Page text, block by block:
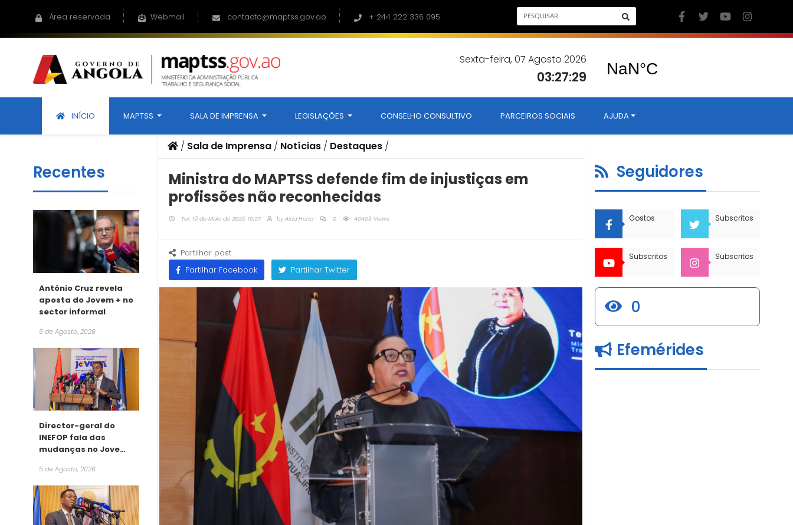
Área reservada Webmail contacto@maptss.gov.ao + 244 222 336 095
Sexta-feira, 07 Agosto 2026
03:27:30
INÍCIO MAPTSS SALA DE IMPRENSA LEGISLAÇÕES CONSELHO CONSULTIVO PARCEIROS SOCIAIS AJUDA
Recentes
António Cruz revela
aposta do Jovem + no
sector informal
5 de Agosto, 2026
Director-geral do
INEFOP fala das
mudanças no Jovem
5 de Agosto, 2026
/ Sala de Imprensa / Notícias / Destaques /
Ministra do MAPTSS defende fim de injustiças em
profissões não reconhecidas
Ter, 19 de Maio de 2026, 10:07 byAida Horta 0 40403 Views
Partilhar post
Partilhar Facebook
Partilhar Twitter
Seguidores
Gostos Subscritos
Subscritos Subscritos
0
Efemérides